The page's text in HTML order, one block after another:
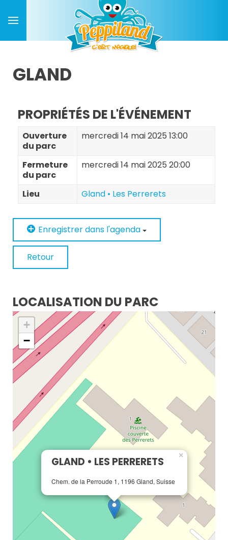
GLAND
PROPRIÉTÉS DE L'ÉVÉNEMENT
Ouverture
du parc
mercredi 14 mai 2025 13:00
Fermeture
du parc
mercredi 14 mai 2025 20:00
Lieu Gland • Les Perrerets
Enregistrer dans l'agenda
Retour
LOCALISATION DU PARC
GLAND • LES PERRERETS
Chem. de la Perroude 1, 1196 Gland, Suisse
×
+
−